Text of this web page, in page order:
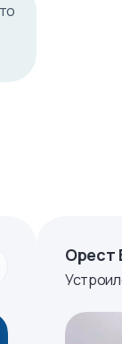
Орест